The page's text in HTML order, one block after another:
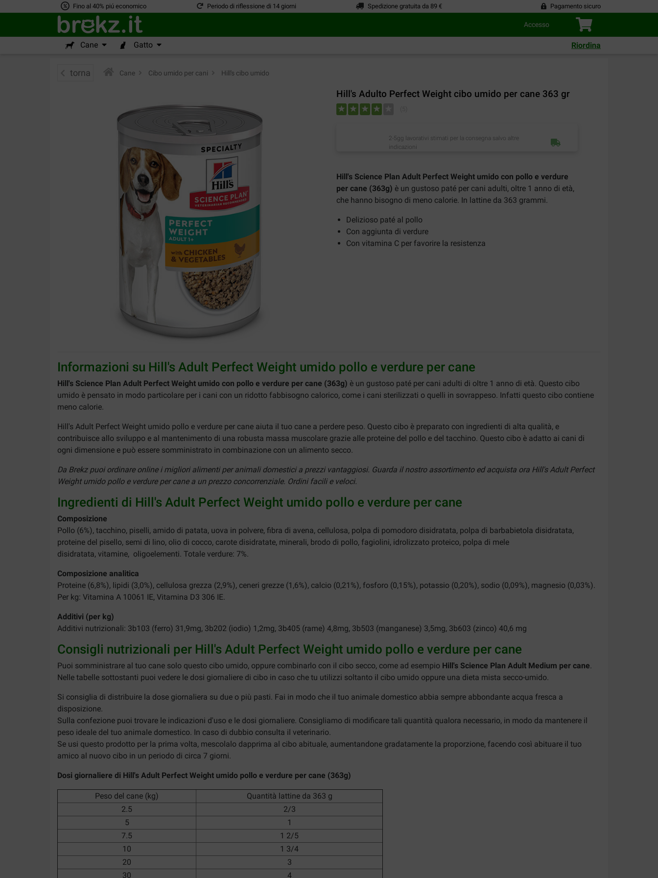
Fino al 40% piú economico Periodo di riflessione di 14 giorni Spedizione gratuita da 89 € Pagamento sicuro
Accesso
Cane Gatto Riordina
torna Cane Cibo umido per cani Hill's cibo umido
Hill's Adulto Perfect Weight cibo umido per cane 363 gr
2-5gg lavorativi stimati per la consegna salvo altre
indicazioni
Hill's Science Plan Adult Perfect Weight umido con pollo e verdure
per cane (363g) è un gustoso paté per cani adulti, oltre 1 anno di età,
che hanno bisogno di meno calorie. In lattine da 363 grammi.
Delizioso paté al pollo
Con aggiunta di verdure
Con vitamina C per favorire la resistenza
Informazioni su Hill's Adult Perfect Weight umido pollo e verdure per cane
Hill's Science Plan Adult Perfect Weight umido con pollo e verdure per cane (363g) è un gustoso paté per cani adulti di oltre 1 anno di età. Questo cibo
umido è pensato in modo particolare per i cani con un ridotto fabbisogno calorico, come i cani sterilizzati o quelli in sovrappeso. Infatti questo cibo contiene
meno calorie.
Hill's Adult Perfect Weight umido pollo e verdure per cane aiuta il tuo cane a perdere peso. Questo cibo è preparato con ingredienti di alta qualità, e
contribuisce allo sviluppo e al mantenimento di una robusta massa muscolare grazie alle proteine del pollo e del tacchino. Questo cibo è adatto ai cani di
ogni dimensione e può essere somministrato in combinazione con un alimento secco.
Da Brekz puoi ordinare online i migliori alimenti per animali domestici a prezzi vantaggiosi. Guarda il nostro assortimento ed acquista ora Hill's Adult Perfect
Weight umido pollo e verdure per cane a un prezzo concorrenziale. Ordini facili e veloci.
Ingredienti di Hill's Adult Perfect Weight umido pollo e verdure per cane
Composizione
Pollo (6%), tacchino, piselli, amido di patata, uova in polvere, fibra di avena, cellulosa, polpa di pomodoro disidratata, polpa di barbabietola disidratata,
proteine del pisello, semi di lino, olio di cocco, carote disidratate, minerali, brodo di pollo, fagiolini, idrolizzato proteico, polpa di mele
disidratata, vitamine, oligoelementi. Totale verdure: 7%.
Composizione analitica
Proteine (6,8%), lipidi (3,0%), cellulosa grezza (2,9%), ceneri grezze (1,6%), calcio (0,21%), fosforo (0,15%), potassio (0,20%), sodio (0,09%), magnesio (0,03%).
Per kg: Vitamina A 10061 IE, Vitamina D3 306 IE.
Additivi (per kg)
Additivi nutrizionali: 3b103 (ferro) 31,9mg, 3b202 (iodio) 1,2mg, 3b405 (rame) 4,8mg, 3b503 (manganese) 3,5mg, 3b603 (zinco) 40,6 mg
Consigli nutrizionali per Hill's Adult Perfect Weight umido pollo e verdure per cane
Puoi somministrare al tuo cane solo questo cibo umido, oppure combinarlo con il cibo secco, come ad esempio Hill's Science Plan Adult Medium per cane.
Nelle tabelle sottostanti puoi vedere le dosi giornaliere di cibo in caso che tu utilizzi soltanto il cibo umido oppure una dieta mista secco-umido.
Si consiglia di distribuire la dose giornaliera su due o più pasti. Fai in modo che il tuo animale domestico abbia sempre abbondante acqua fresca a
disposizione.
Sulla confezione puoi trovare le indicazioni d'uso e le dosi giornaliere. Consigliamo di modificare tali quantità qualora necessario, in modo da mantenere il
peso ideale del tuo animale domestico. In caso di dubbio consulta il veterinario.
Se usi questo prodotto per la prima volta, mescolalo dapprima al cibo abituale, aumentandone gradatamente la proporzione, facendo così abituare il tuo
amico al nuovo cibo in un periodo di circa 7 giorni.
Dosi giornaliere di Hill's Adult Perfect Weight umido pollo e verdure per cane (363g)
Peso del cane (kg)
Quantità lattine da 363 g
2.5
2/3
5
1
7.5
1 2/5
10
1 3/4
20
3
30
4